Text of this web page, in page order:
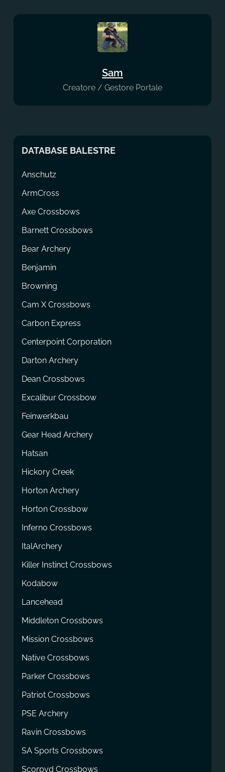
Sam
Creatore / Gestore Portale
DATABASE BALESTRE
Anschutz
ArmCross
Axe Crossbows
Barnett Crossbows
Bear Archery
Benjamin
Browning
Cam X Crossbows
Carbon Express
Centerpoint Corporation
Darton Archery
Dean Crossbows
Excalibur Crossbow
Feinwerkbau
Gear Head Archery
Hatsan
Hickory Creek
Horton Archery
Horton Crossbow
Inferno Crossbows
ItalArchery
Killer Instinct Crossbows
Kodabow
Lancehead
Middleton Crossbows
Mission Crossbows
Native Crossbows
Parker Crossbows
Patriot Crossbows
PSE Archery
Ravin Crossbows
SA Sports Crossbows
Scorpyd Crossbows